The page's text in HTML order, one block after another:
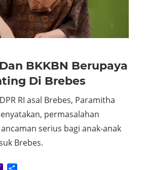
BKKBN Berupaya
Di Brebes
RI asal Brebes, Paramitha
permasalahan
serius bagi anak-anak
Brebes.